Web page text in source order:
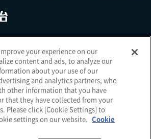
対応方針ご利用規約明治グループのDX
株式会社 （ EN ｜簡体 ）
式会社
your experience on our
content and ads, to analyze our
about your use of our
and analytics partners, who
other information that you have
that they have collected from your
Please click [Cookie Settings] to
settings on our website. Cookie